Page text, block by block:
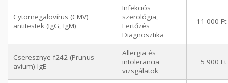
Cytomegalovírus (CMV)
antitestek (IgG, IgM)
Infekciós
szerológia,
Fertőzés
Diagnosztika
11 000 Ft
Cseresznye f242 (Prunus
avium) IgE
Allergia és
intolerancia
vizsgálatok
5 900 Ft